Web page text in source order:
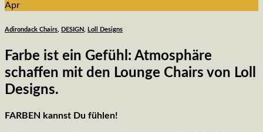
Apr
Adirondack Chairs DESIGN Loll Designs
Farbe ist ein Gefühl: Atmosphäre
schaffen mit den Lounge Chairs von Loll
Designs.
FARBEN kannst Du fühlen!